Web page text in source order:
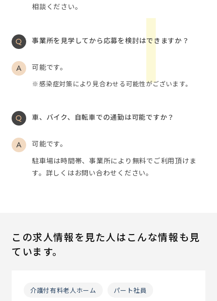
相談ください。
事業所を見学してから応募を検討はできますか？
可能です。
感染症対策により見合わせる可能性がございます。
車、バイク、自転車での通勤は可能ですか？
可能です。
駐車場は時間帯、事業所により無料でご利用頂けま
す。詳しくはお問い合わせください。
この求人情報を見た人はこんな情報も見
ています。
介護付有料老人ホーム パート社員